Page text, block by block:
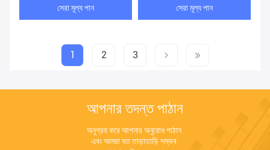
সেরা মূল্য পান সেরা মূল্য পান
1 2 3
আপনার তদন্ত পাঠান
অনুগ্রহ করে আপনার অনুরোধ পাঠান
এবং আমরা যত তাড়াতাড়ি সম্ভব